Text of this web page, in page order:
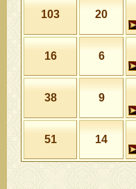
20
103
6
16
9
38
14
51